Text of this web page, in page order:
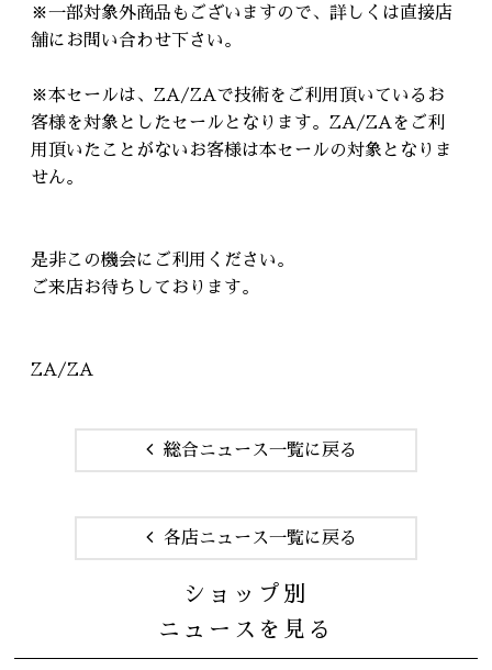
※一部対象外商品もございますので、詳しくは直接店
舗にお問い合わせ下さい。
※本セールは、ZA/ZAで技術をご利用頂いているお
客様を対象としたセールとなります。ZA/ZAをご利
用頂いたことがないお客様は本セールの対象となりま
せん。
是非この機会にご利用ください。
ご来店お待ちしております。
ZA/ZA
総合ニュース一覧に戻る
各店ニュース一覧に戻る
ショップ別
ニュースを見る